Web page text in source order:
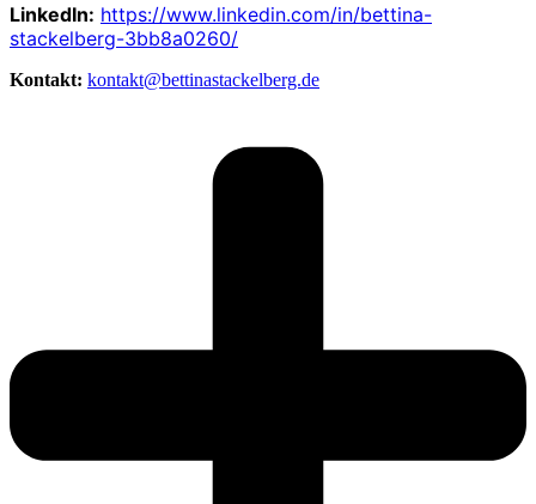
LinkedIn: https://www.linkedin.com/in/bettina-
stackelberg-3bb8a0260/
Kontakt: kontakt@bettinastackelberg.de